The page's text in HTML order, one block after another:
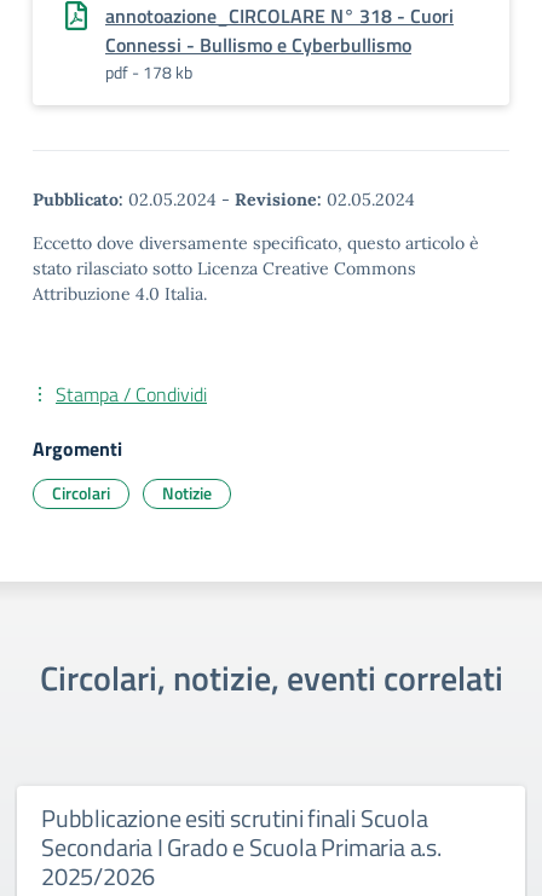
annotoazione_CIRCOLARE N° 318 - Cuori
Connessi - Bullismo e Cyberbullismo
pdf - 178 kb
Pubblicato: 02.05.2024 - Revisione: 02.05.2024
Eccetto dove diversamente specificato, questo articolo è
stato rilasciato sotto Licenza Creative Commons
Attribuzione 4.0 Italia.
Stampa / Condividi
Argomenti
Circolari Notizie
Circolari, notizie, eventi correlati
Pubblicazione esiti scrutini finali Scuola
Secondaria I Grado e Scuola Primaria a.s.
2025/2026